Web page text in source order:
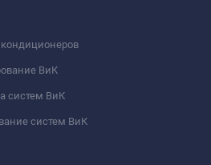
ВиК
систем ВиК
систем ВиК